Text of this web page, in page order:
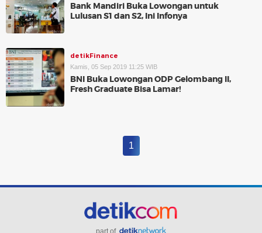
Bank Mandiri Buka Lowongan untuk
Lulusan S1 dan S2, Ini Infonya
detikFinance
Kamis, 05 Sep 2019 11:25 WIB
BNI Buka Lowongan ODP Gelombang II,
Fresh Graduate Bisa Lamar!
1
part of